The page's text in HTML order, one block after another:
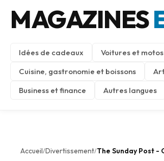
MAGAZINES
Idées de cadeaux Voitures et motos
Cuisine, gastronomie et boissons
Business et finance
Autres langues
Accueil/Divertissement/The Sunday Post -